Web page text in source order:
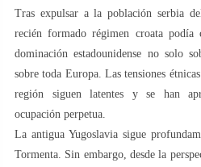
Tras expulsar a la población serbia
recién formado régimen croata
dominación estadounidense no solo
sobre toda Europa. Las tensiones
región siguen latentes y se han
ocupación perpetua.
La antigua Yugoslavia sigue
Tormenta. Sin embargo, desde la